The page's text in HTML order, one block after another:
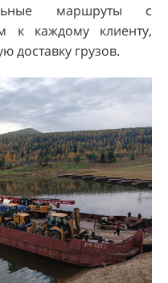
маршруты с
к каждому клиенту,
доставку грузов.